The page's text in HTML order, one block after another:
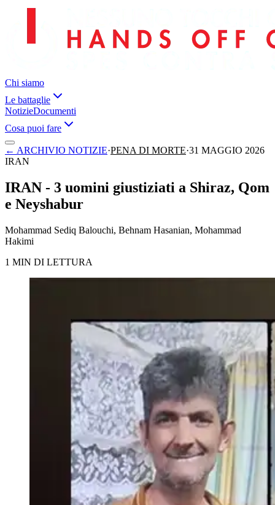
Chi siamo
Le battaglie
NotizieDocumenti
Cosa puoi fare
← ARCHIVIO NOTIZIE·PENA DI MORTE·31 MAGGIO 2026
IRAN
IRAN - 3 uomini giustiziati a Shiraz, Qom
e Neyshabur
Mohammad Sediq Balouchi, Behnam Hasanian, Mohammad
Hakimi
1 MIN DI LETTURA